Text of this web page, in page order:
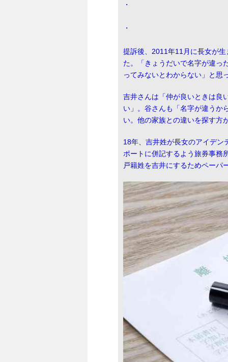
・
・
提訴後、2011年11月に長女が
た。「きょうだいで名字が違っ
ってみないとわからない」と思
吉井さんは「仲が良いときは良
い」。谷さんも「名字が違うか
い。他の家族との違いを探す方
18年、吉井姓が長女のアイデン
ポートに併記するよう旅券事務
戸籍姓を吉井にするためペーパ